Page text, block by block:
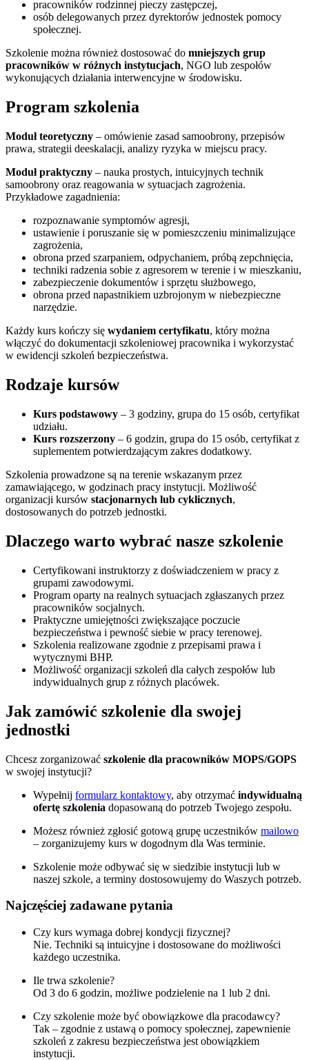
pracowników rodzinnej pieczy zastępczej,
osób delegowanych przez dyrektorów jednostek pomocy
społecznej.
Szkolenie można również dostosować do mniejszych grup
pracowników w różnych instytucjach, NGO lub zespołów
wykonujących działania interwencyjne w środowisku.
Program szkolenia
Moduł teoretyczny – omówienie zasad samoobrony, przepisów
prawa, strategii deeskalacji, analizy ryzyka w miejscu pracy.
Moduł praktyczny – nauka prostych, intuicyjnych technik
samoobrony oraz reagowania w sytuacjach zagrożenia.
Przykładowe zagadnienia:
rozpoznawanie symptomów agresji,
ustawienie i poruszanie się w pomieszczeniu minimalizujące
zagrożenia,
obrona przed szarpaniem, odpychaniem, próbą zepchnięcia,
techniki radzenia sobie z agresorem w terenie i w mieszkaniu,
zabezpieczenie dokumentów i sprzętu służbowego,
obrona przed napastnikiem uzbrojonym w niebezpieczne
narzędzie.
Każdy kurs kończy się wydaniem certyfikatu, który można
włączyć do dokumentacji szkoleniowej pracownika i wykorzystać
w ewidencji szkoleń bezpieczeństwa.
Rodzaje kursów
Kurs podstawowy – 3 godziny, grupa do 15 osób, certyfikat
udziału.
Kurs rozszerzony – 6 godzin, grupa do 15 osób, certyfikat z
suplementem potwierdzającym zakres dodatkowy.
Szkolenia prowadzone są na terenie wskazanym przez
zamawiającego, w godzinach pracy instytucji. Możliwość
organizacji kursów stacjonarnych lub cyklicznych,
dostosowanych do potrzeb jednostki.
Dlaczego warto wybrać nasze szkolenie
Certyfikowani instruktorzy z doświadczeniem w pracy z
grupami zawodowymi.
Program oparty na realnych sytuacjach zgłaszanych przez
pracowników socjalnych.
Praktyczne umiejętności zwiększające poczucie
bezpieczeństwa i pewność siebie w pracy terenowej.
Szkolenia realizowane zgodnie z przepisami prawa i
wytycznymi BHP.
Możliwość organizacji szkoleń dla całych zespołów lub
indywidualnych grup z różnych placówek.
Jak zamówić szkolenie dla swojej
jednostki
Chcesz zorganizować szkolenie dla pracowników MOPS/GOPS
w swojej instytucji?
Wypełnij formularz kontaktowy, aby otrzymać indywidualną
ofertę szkolenia dopasowaną do potrzeb Twojego zespołu.
Możesz również zgłosić gotową grupę uczestników mailowo
– zorganizujemy kurs w dogodnym dla Was terminie.
Szkolenie może odbywać się w siedzibie instytucji lub w
naszej szkole, a terminy dostosowujemy do Waszych potrzeb.
Najczęściej zadawane pytania
Czy kurs wymaga dobrej kondycji fizycznej?
Nie. Techniki są intuicyjne i dostosowane do możliwości
każdego uczestnika.
Ile trwa szkolenie?
Od 3 do 6 godzin, możliwe podzielenie na 1 lub 2 dni.
Czy szkolenie może być obowiązkowe dla pracodawcy?
Tak – zgodnie z ustawą o pomocy społecznej, zapewnienie
szkoleń z zakresu bezpieczeństwa jest obowiązkiem
instytucji.